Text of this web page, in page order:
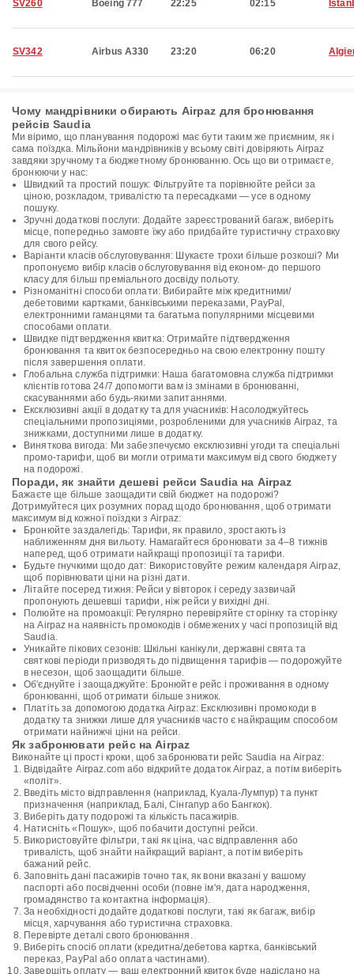
SV260 Boeing 777 22:25 02:15
SV342 Airbus A330 23:20 06:20
Чому мандрівники обирають Airpaz для бронювання
рейсів Saudia
Ми віримо, що планування подорожі має бути таким же приємним, як і
сама поїздка. Мільйони мандрівників у всьому світі довіряють Airpaz
завдяки зручному та бюджетному бронюванню. Ось що ви отримаєте,
бронюючи у нас:
Швидкий та простий пошук: Фільтруйте та порівнюйте рейси за
ціною, розкладом, тривалістю та пересадками — усе в одному
пошуку.
Зручні додаткові послуги: Додайте зареєстрований багаж, виберіть
місце, попередньо замовте їжу або придбайте туристичну страховку
для свого рейсу.
Варіанти класів обслуговування: Шукаєте трохи більше розкоші? Ми
пропонуємо вибір класів обслуговування від економ- до першого
класу для більш преміального досвіду польоту.
Різноманітні способи оплати: Вибирайте між кредитними/
дебетовими картками, банківськими переказами, PayPal,
електронними гаманцями та багатьма популярними місцевими
способами оплати.
Швидке підтвердження квитка: Отримайте підтвердження
бронювання та квиток безпосередньо на свою електронну пошту
після завершення оплати.
Глобальна служба підтримки: Наша багатомовна служба підтримки
клієнтів готова 24/7 допомогти вам із змінами в бронюванні,
скасуваннями або будь-якими запитаннями.
Ексклюзивні акції в додатку та для учасників: Насолоджуйтесь
спеціальними пропозиціями, розробленими для учасників Airpaz, та
знижками, доступними лише в додатку.
Виняткова вигода: Ми забезпечуємо ексклюзивні угоди та спеціальні
промо-тарифи, щоб ви могли отримати максимум від свого бюджету
на подорожі.
Поради, як знайти дешеві рейси Saudia на Airpaz
Бажаєте ще більше заощадити свій бюджет на подорожі?
Дотримуйтеся цих розумних порад щодо бронювання, щоб отримати
максимум від кожної поїздки з Airpaz:
Бронюйте заздалегідь: Тарифи, як правило, зростають із
наближенням дня вильоту. Намагайтеся бронювати за 4–8 тижнів
наперед, щоб отримати найкращі пропозиції та тарифи.
Будьте гнучкими щодо дат: Використовуйте режим календаря Airpaz,
щоб порівнювати ціни на різні дати.
Літайте посеред тижня: Рейси у вівторок і середу зазвичай
пропонують дешевші тарифи, ніж рейси у вихідні дні.
Полюйте на промоакції: Регулярно перевіряйте сторінку та сторінку
на Airpaz на наявність промокодів і обмежених у часі пропозицій від
Saudia.
Уникайте пікових сезонів: Шкільні канікули, державні свята та
святкові періоди призводять до підвищення тарифів — подорожуйте
в несезон, щоб заощадити більше.
Об'єднуйте і заощаджуйте: Бронюйте рейс і проживання в одному
бронюванні, щоб отримати більше знижок.
Платіть за допомогою додатка Airpaz: Ексклюзивні промокоди в
додатку та знижки лише для учасників часто є найкращим способом
отримати найнижчі ціни на рейси.
Як забронювати рейс на Airpaz
Виконайте ці прості кроки, щоб забронювати рейс Saudia на Airpaz:
Відвідайте Airpaz.com або відкрийте додаток Airpaz, а потім виберіть
«політ».
Введіть місто відправлення (наприклад, Куала-Лумпур) та пункт
призначення (наприклад, Балі, Сінгапур або Бангкок).
Виберіть дату подорожі та кількість пасажирів.
Натисніть «Пошук», щоб побачити доступні рейси.
Використовуйте фільтри, такі як ціна, час відправлення або
тривалість, щоб знайти найкращий варіант, а потім виберіть
бажаний рейс.
Заповніть дані пасажирів точно так, як вони вказані у вашому
паспорті або посвідченні особи (повне ім'я, дата народження,
громадянство та контактна інформація).
За необхідності додайте додаткові послуги, такі як багаж, вибір
місця, харчування або туристична страховка.
Перевірте деталі свого бронювання.
Виберіть спосіб оплати (кредитна/дебетова картка, банківський
переказ, PayPal або оплата частинами).
Завершіть оплату — ваш електронний квиток буде надіслано на